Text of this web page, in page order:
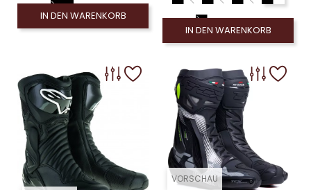
IN DEN WARENKORB
IN DEN WARENKORB
VORSCHAU